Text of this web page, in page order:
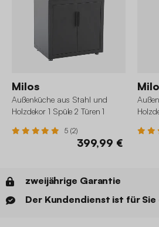
Milos
Außenküche aus Stahl und
Holzdekor 1 Spüle 2 Türen 1
5 (2)
399,99 €
zweijährige Garantie
Der Kundendienst ist für Sie